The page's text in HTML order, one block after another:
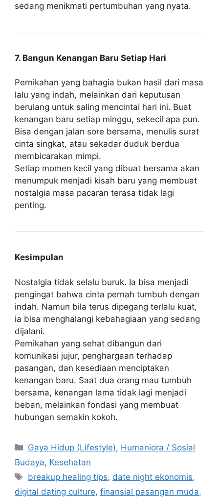
sedang menikmati pertumbuhan yang nyata.
7. Bangun Kenangan Baru Setiap Hari
Pernikahan yang bahagia bukan hasil dari masa
lalu yang indah, melainkan dari keputusan
berulang untuk saling mencintai hari ini. Buat
kenangan baru setiap minggu, sekecil apa pun.
Bisa dengan jalan sore bersama, menulis surat
cinta singkat, atau sekadar duduk berdua
membicarakan mimpi.
Setiap momen kecil yang dibuat bersama akan
menumpuk menjadi kisah baru yang membuat
nostalgia masa pacaran terasa tidak lagi
penting.
Kesimpulan
Nostalgia tidak selalu buruk. Ia bisa menjadi
pengingat bahwa cinta pernah tumbuh dengan
indah. Namun bila terus dipegang terlalu kuat,
ia bisa menghalangi kebahagiaan yang sedang
dijalani.
Pernikahan yang sehat dibangun dari
komunikasi jujur, penghargaan terhadap
pasangan, dan kesediaan menciptakan
kenangan baru. Saat dua orang mau tumbuh
bersama, kenangan lama tidak lagi menjadi
beban, melainkan fondasi yang membuat
hubungan semakin kokoh.
C
a
e
g
Gaya Hidup (Lifestyle), Humaniora / Sosial
Budaya, Kesehatan
T
a
breakup healing tips, date night ekonomis,
digital dating culture, finansial pasangan muda,